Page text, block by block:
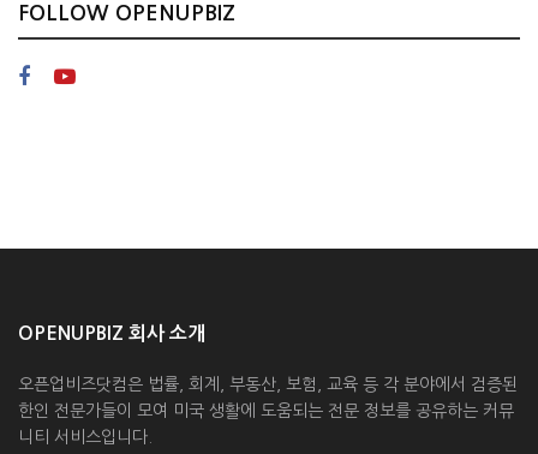
FOLLOW OPENUPBIZ
OPENUPBIZ 회사 소개
오픈업비즈닷컴은 법률, 회계, 부동산, 보험, 교육 등 각 분야에서 검증된
한인 전문가들이 모여 미국 생활에 도움되는 전문 정보를 공유하는 커뮤
니티 서비스입니다.